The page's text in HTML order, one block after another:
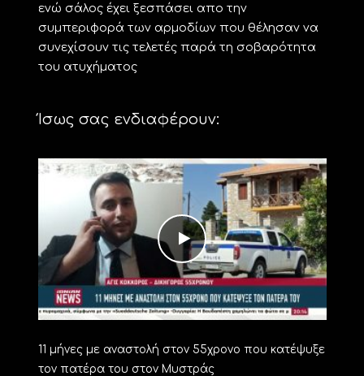
ενώ σάλος έχει ξεσπάσει απο την
συμπεριφορά των αρμοδίων που θέλησαν να
συνεχίσουν τις τελετές παρά τη σοβαρότητα
του ατυχήματος
Ίσως σας ενδιαφέρουν:
11 μήνες με αναστολή στον 55χρονο που κατέψυξε
τον πατέρα του στον Μυστράς